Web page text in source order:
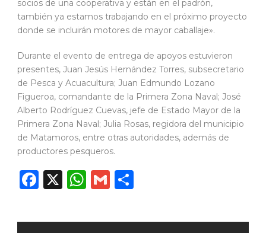
socios de una cooperativa y están en el padrón,
también ya estamos trabajando en el próximo proyecto
donde se incluirán motores de mayor caballaje».
Durante el evento de entrega de apoyos estuvieron
presentes, Juan Jesús Hernández Torres, subsecretario
de Pesca y Acuacultura; Juan Edmundo Lozano
Figueroa, comandante de la Primera Zona Naval; José
Alberto Rodríguez Cuevas, jefe de Estado Mayor de la
Primera Zona Naval; Julia Rosas, regidora del municipio
de Matamoros, entre otras autoridades, además de
productores pesqueros.
Facebook
X WhatsApp
Gmail